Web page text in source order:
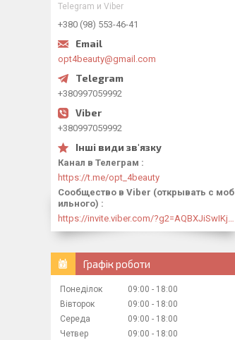
Telegram и Viber
+380 (98) 553-46-41
opt4beauty@gmail.com
+380997059992
+380997059992
Канал в Телеграм
https://t.me/opt_4beauty
Сообщество в Viber (открывать с моб
ильного)
Графік роботи
Понеділок 09:00
18:00
Вівторок
09:00
18:00
Середа
09:00
18:00
Четвер
09:00
18:00